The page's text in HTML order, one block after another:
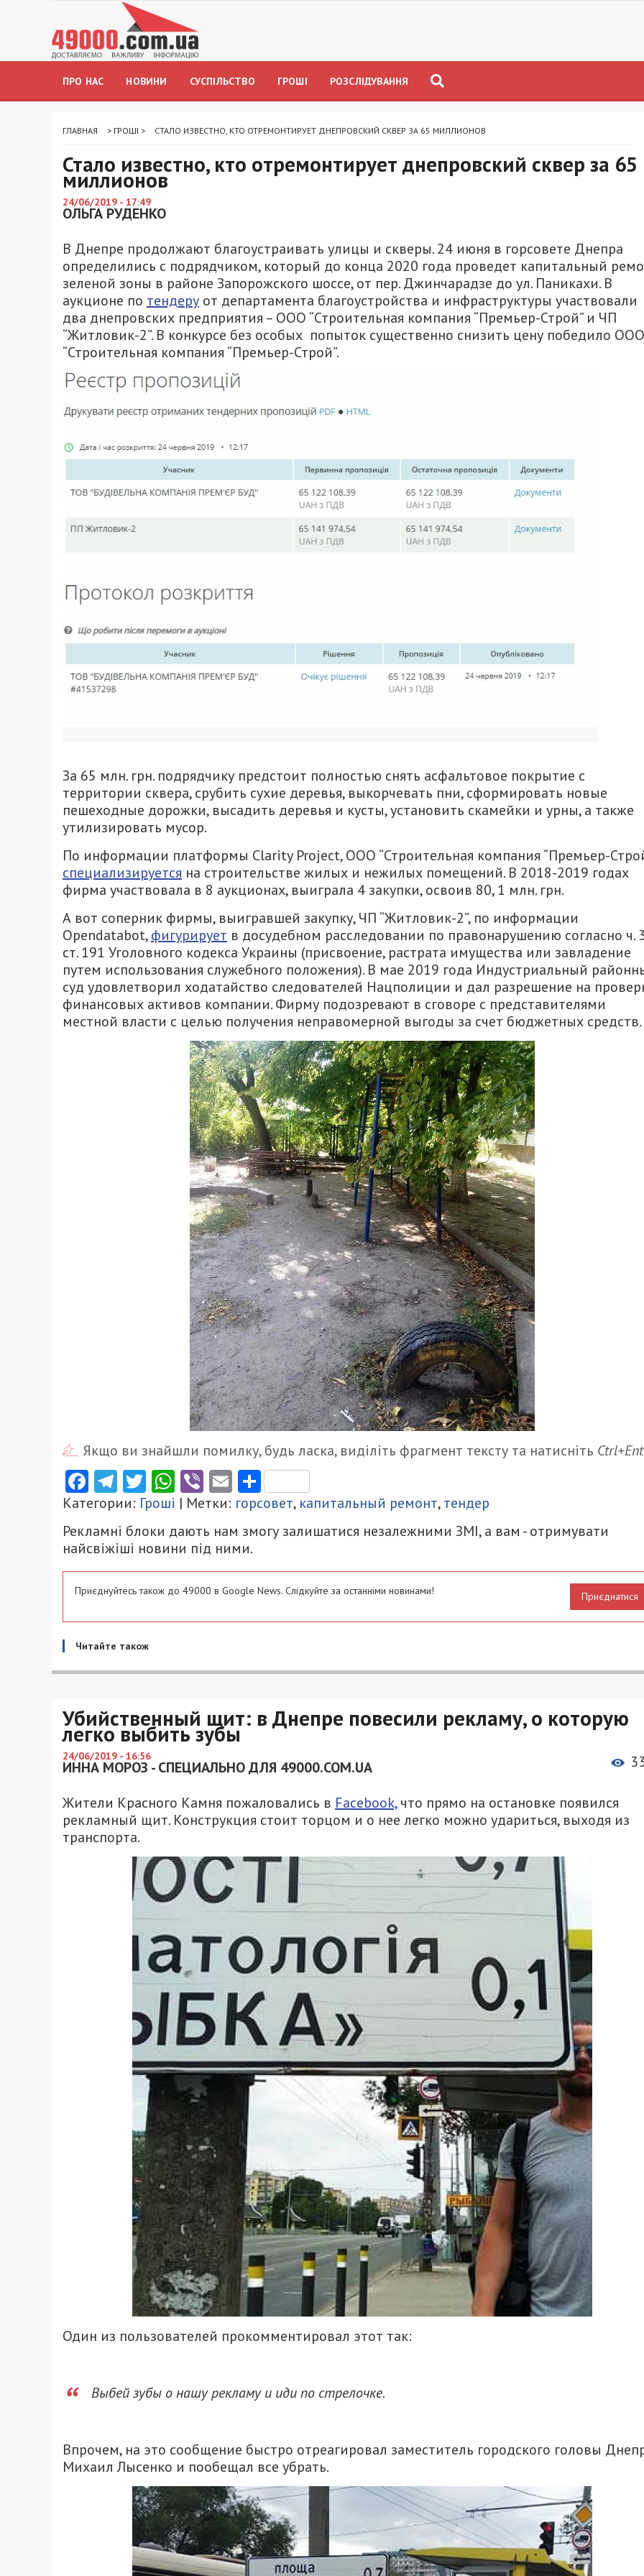
ПРО НАС НОВИНИ СУСПІЛЬСТВО ГРОШІ РОЗСЛІДУВАННЯ
ГЛАВНАЯ > ГРОШІ > СТАЛО ИЗВЕСТНО, КТО ОТРЕМОНТИРУЕТ ДНЕПРОВСКИЙ СКВЕР ЗА 65 МИЛЛИОНОВ
Стало известно, кто отремонтирует днепровский сквер за 65
миллионов
24/06/2019 - 17:49
ОЛЬГА РУДЕНКО
В Днепре продолжают благоустраивать улицы и скверы. 24 июня в горсовете Днепра
определились с подрядчиком, который до конца 2020 года проведет капитальный
зеленой зоны в районе Запорожского шоссе, от пер. Джинчарадзе до ул. Паникахи. В
аукционе по тендеру от департамента благоустройства и инфраструктуры участвовали
два днепровских предприятия – ООО “Строительная компания “Премьер-Строй” и ЧП
“Житловик-2”. В конкурсе без особых попыток существенно снизить цену победило ООО
“Строительная компания “Премьер-Строй”.
За 65 млн. грн. подрядчику предстоит полностью снять асфальтовое покрытие с
территории сквера, срубить сухие деревья, выкорчевать пни, сформировать новые
пешеходные дорожки, высадить деревья и кусты, установить скамейки и урны, а также
утилизировать мусор.
По информации платформы Clarity Project, ООО “Строительная компания “Премьер-
специализируется на строительстве жилых и нежилых помещений. В 2018-2019 годах
фирма участвовала в 8 аукционах, выиграла 4 закупки, освоив 80, 1 млн. грн.
А вот соперник фирмы, выигравшей закупку, ЧП “Житловик-2”, по информации
Opendatabot,фигурирует в досудебном расследовании по правонарушению согласно ч.
ст. 191 Уголовного кодекса Украины (присвоение, растрата имущества или завладение
путем использования служебного положения). В мае 2019 года Индустриальный
суд удовлетворил ходатайство следователей Нацполиции и дал разрешение на
финансовых активов компании. Фирму подозревают в сговоре с представителями
местной власти с целью получения неправомерной выгоды за счет бюджетных средств.
Якщо ви знайшли помилку, будь ласка, виділіть фрагмент тексту та натисніть
Facebook
Telegram
Twitter
WhatsApp
ViberEmailПоділитися
Категории: Гроші | Метки: горсовет, капитальный ремонт,тендер
Рекламні блоки дають нам змогу залишатися незалежними ЗМІ, а вам - отримувати
найсвіжіші новини під ними.
Приєднуйтесь також до 49000 в Google News. Слідкуйте за останніми новинами! Приєднатися
Читайте також
Убийственный щит: в Днепре повесили рекламу, о которую
легко выбить зубы
24/06/2019 - 16:56
ИННА МОРОЗ - СПЕЦИАЛЬНО ДЛЯ 49000.COM.UA
Жители Красного Камня пожаловались в Facebook,что прямо на остановке появился
рекламный щит. Конструкция стоит торцом и о нее легко можно удариться, выходя из
транспорта.
Один из пользователей прокомментировал этот так:
Выбей зубы о нашу рекламу и иди по стрелочке.
Впрочем, на это сообщение быстро отреагировал заместитель городского головы
Михаил Лысенко и пообещал все убрать.